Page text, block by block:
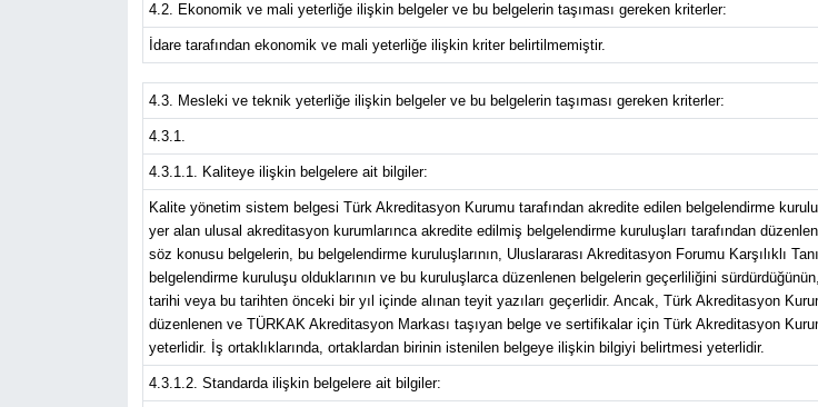
4.2. Ekonomik ve mali yeterliğe ilişkin belgeler ve bu belgelerin taşıması gereken kriterler:
İdare tarafından ekonomik ve mali yeterliğe ilişkin kriter belirtilmemiştir.
4.3. Mesleki ve teknik yeterliğe ilişkin belgeler ve bu belgelerin taşıması gereken kriterler:
4.3.1.
4.3.1.1. Kaliteye ilişkin belgelere ait bilgiler:
Kalite yönetim sistem belgesi Türk Akreditasyon Kurumu tarafından akredite edilen belgelendirme
yer alan ulusal akreditasyon kurumlarınca akredite edilmiş belgelendirme kuruluşları tarafından
söz konusu belgelerin, bu belgelendirme kuruluşlarının, Uluslararası Akreditasyon Forumu Karşılıklı
belgelendirme kuruluşu olduklarının ve bu kuruluşlarca düzenlenen belgelerin geçerliliğini
tarihi veya bu tarihten önceki bir yıl içinde alınan teyit yazıları geçerlidir. Ancak, Türk Akreditasyon
düzenlenen ve TÜRKAK Akreditasyon Markası taşıyan belge ve sertifikalar için Türk Akreditasyon
yeterlidir. İş ortaklıklarında, ortaklardan birinin istenilen belgeye ilişkin bilgiyi belirtmesi yeterlidir.
4.3.1.2. Standarda ilişkin belgelere ait bilgiler: